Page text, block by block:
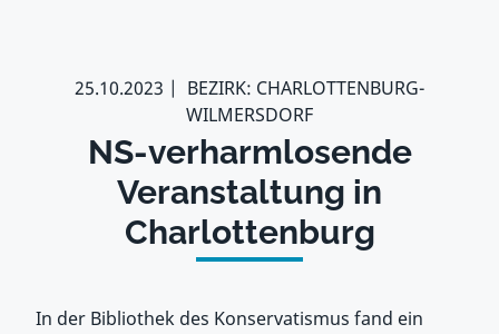
25.10.2023
BEZIRK: CHARLOTTENBURG-
WILMERSDORF
NS-verharmlosende
Veranstaltung in
Charlottenburg
In der Bibliothek des Konservatismus fand ein